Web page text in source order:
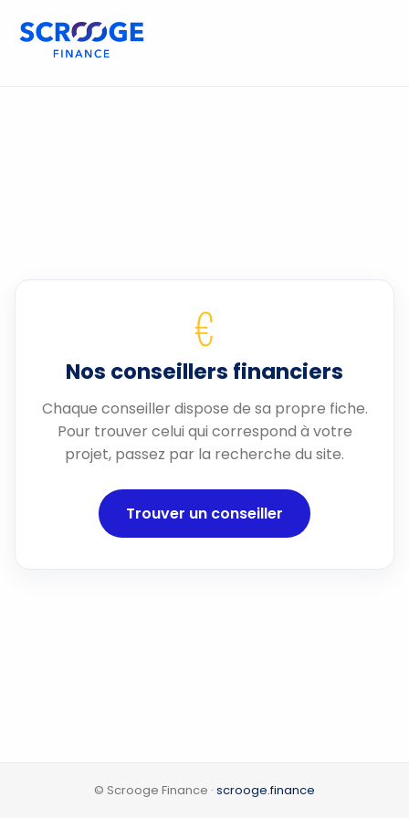
€
Nos conseillers financiers
Chaque conseiller dispose de sa propre fiche.
Pour trouver celui qui correspond à votre
projet, passez par la recherche du site.
Trouver un conseiller
© Scrooge Finance · scrooge.finance